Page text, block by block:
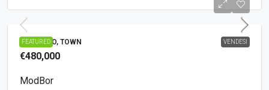
FEATURED VENDESI
PRESTIGIO, TOWN
€480,000
ModBor